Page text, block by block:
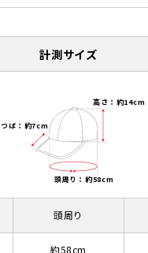
計測サイズ
つば：約7cm
頭周り：約58cm
高さ：約14cm
頭周り
約58cm